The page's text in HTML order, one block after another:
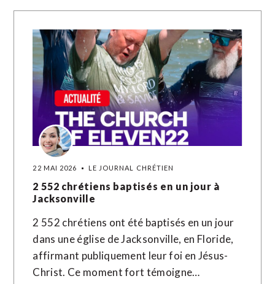
22 MAI 2026 LE JOURNAL CHRÉTIEN
2 552 chrétiens baptisés en un jour à
Jacksonville
2 552 chrétiens ont été baptisés en un jour
dans une église de Jacksonville, en Floride,
affirmant publiquement leur foi en Jésus-
Christ. Ce moment fort témoigne…